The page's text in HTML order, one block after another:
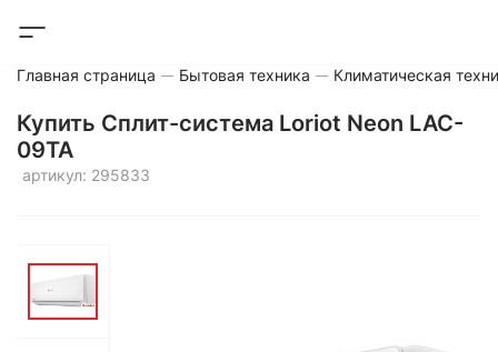
Главная страница Бытовая техника Климатическая
Купить Сплит-система Loriot Neon LAC-
09TA
артикул: 295833